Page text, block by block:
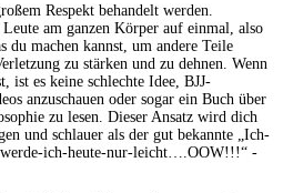
Respekt behandelt werden.
am ganzen Körper auf einmal, also
du machen kannst, um andere Teile
zu stärken und zu dehnen. Wenn
ist es keine schlechte Idee, BJJ-
anzuschauen oder sogar ein Buch über
zu lesen. Dieser Ansatz wird dich
und schlauer als der gut bekannte „Ich-
ich-heute-nur-leicht….OOW!!!“ -